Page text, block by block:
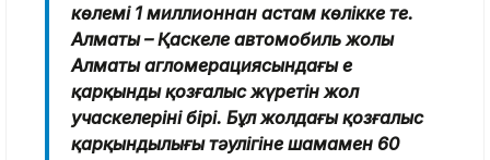
көлемі 1 миллионнан астам көлікке тең.
Алматы – Қаскелең автомобиль жолы
Алматы агломерациясындағы ең
қарқынды қозғалыс жүретін жол
учаскелерінің бірі. Бұл жолдағы қозғалыс
қарқындылығы тәулігіне шамамен 60